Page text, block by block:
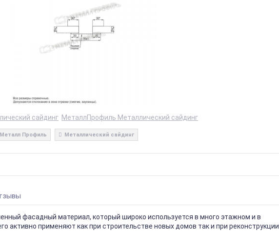
сайдинг МеталлПрофиль Металлический сайдинг
Металл Профиль Металлический сайдинг
фасадный материал, который широко используется в много этажном и в
активно применяют как при строительстве новых домов так и при реконструкции